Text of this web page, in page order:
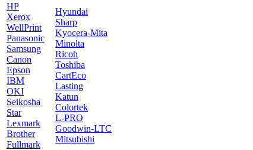
HP
Xerox
WellPrint
Panasonic
Samsung
Canon
Epson
IBM
OKI
Seikosha
Star
Lexmark
Brother
Fullmark
Hyundai
Sharp
Kyocera-Mita
Minolta
Ricoh
Toshiba
CartEco
Lasting
Katun
Colortek
L-PRO
Goodwin-LTC
Mitsubishi